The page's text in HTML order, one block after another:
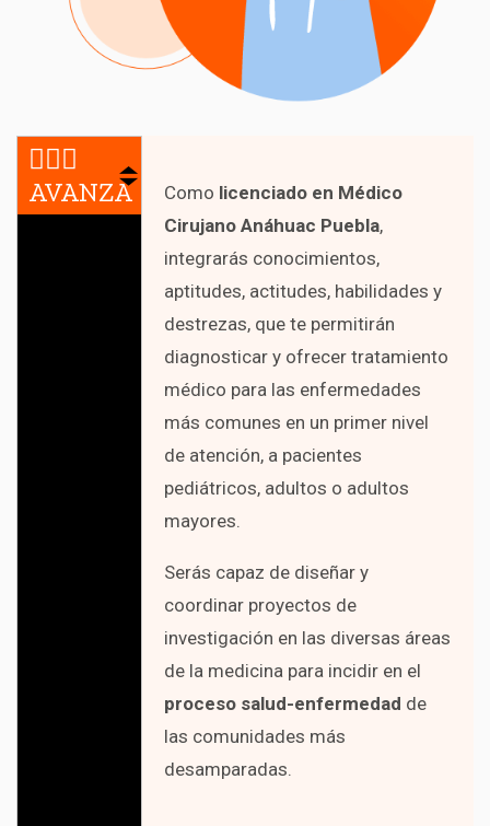
🏃🏻‍♀️
AVANZA
Como licenciado en Médico
Cirujano Anáhuac Puebla,
integrarás conocimientos,
aptitudes, actitudes, habilidades y
destrezas, que te permitirán
diagnosticar y ofrecer tratamiento
médico para las enfermedades
más comunes en un primer nivel
de atención, a pacientes
pediátricos, adultos o adultos
mayores.
Serás capaz de diseñar y
coordinar proyectos de
investigación en las diversas áreas
de la medicina para incidir en el
proceso salud-enfermedad de
las comunidades más
desamparadas.